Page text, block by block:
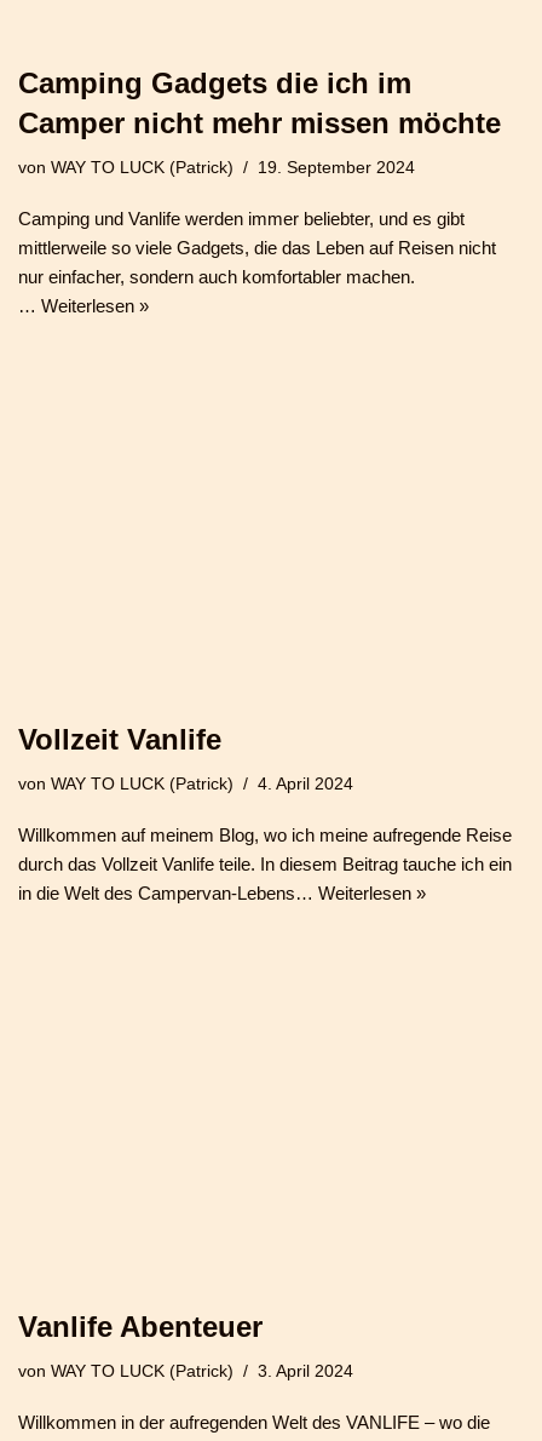
Camping Gadgets die ich im
Camper nicht mehr missen möchte
von WAY TO LUCK (Patrick) 19. September 2024
Camping und Vanlife werden immer beliebter, und es gibt
mittlerweile so viele Gadgets, die das Leben auf Reisen nicht
nur einfacher, sondern auch komfortabler machen.
… Weiterlesen »
Vollzeit Vanlife
von WAY TO LUCK (Patrick) 4. April 2024
Willkommen auf meinem Blog, wo ich meine aufregende Reise
durch das Vollzeit Vanlife teile. In diesem Beitrag tauche ich ein
in die Welt des Campervan-Lebens… Weiterlesen »
Vanlife Abenteuer
von WAY TO LUCK (Patrick) 3. April 2024
Willkommen in der aufregenden Welt des VANLIFE – wo die